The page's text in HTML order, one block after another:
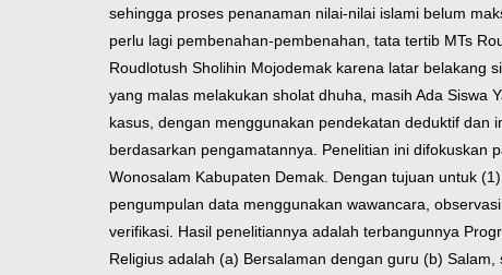
sehingga proses penanaman nilai-nilai islami belum
perlu lagi pembenahan-pembenahan, tata tertib MTs
Roudlotush Sholihin Mojodemak karena latar belakang
yang malas melakukan sholat dhuha, masih Ada Siswa
kasus, dengan menggunakan pendekatan deduktif
berdasarkan pengamatannya. Penelitian ini difokuskan
Wonosalam Kabupaten Demak. Dengan tujuan untuk
pengumpulan data menggunakan wawancara,
verifikasi. Hasil penelitiannya adalah terbangunnya
Religius adalah (a) Bersalaman dengan guru (b)